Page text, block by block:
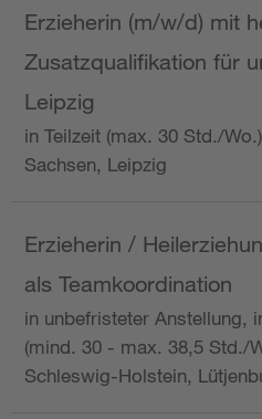
Erzieherin (m/w/d) mit
Zusatzqualifikation für
Leipzig
in Teilzeit (max. 30 Std./
Sachsen, Leipzig
Erzieherin /
als Teamkoordination
in unbefristeter Anstellung,
(mind. 30 - max. 38,5 Std./
Schleswig-Holstein,